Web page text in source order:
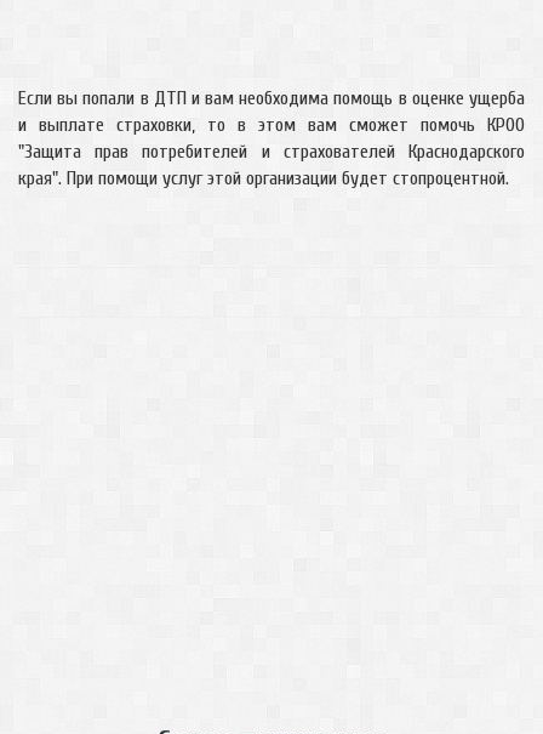
Если вы попали в ДТП и вам необходима помощь в оценке ущерба
и выплате страховки, то в этом вам сможет помочь КРОО
"Защита прав потребителей и страхователей Краснодарского
края". При помощи услуг этой организации будет стопроцентной.